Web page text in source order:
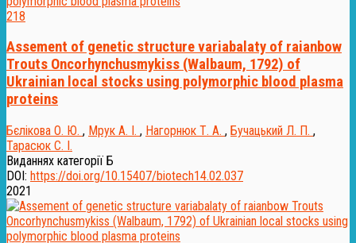
218
Assement of genetic structure variabalaty of raianbow
Trouts Oncorhynchusmykiss (Walbaum, 1792) of
Ukrainian local stocks using polymorphic blood plasma
proteins
Бєлікова О. Ю. , Мрук А. І. , Нагорнюк Т. А. , Бучацький Л. П. ,
Тарасюк С. І.
Виданнях категорії Б
DOI: https://doi.org/10.15407/biotech14.02.037
2021